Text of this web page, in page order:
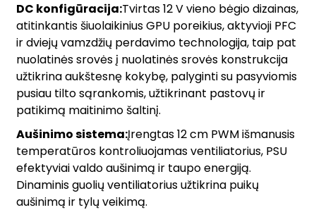
DC konfigūracija:Tvirtas 12 V vieno bėgio dizainas,
atitinkantis šiuolaikinius GPU poreikius, aktyvioji PFC
ir dviejų vamzdžių perdavimo technologija, taip pat
nuolatinės srovės į nuolatinės srovės konstrukcija
užtikrina aukštesnę kokybę, palyginti su pasyviomis
pusiau tilto sąrankomis, užtikrinant pastovų ir
patikimą maitinimo šaltinį.
Aušinimo sistema:Įrengtas 12 cm PWM išmanusis
temperatūros kontroliuojamas ventiliatorius, PSU
efektyviai valdo aušinimą ir taupo energiją.
Dinaminis guolių ventiliatorius užtikrina puikų
aušinimą ir tylų veikimą.